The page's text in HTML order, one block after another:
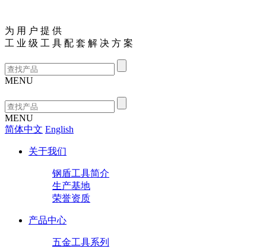
为 用 户 提 供
工 业 级 工 具 配 套 解 决 方 案
MENU
MENU
简体中文 English
关于我们
钢盾工具简介
生产基地
荣誉资质
产品中心
五金工具系列